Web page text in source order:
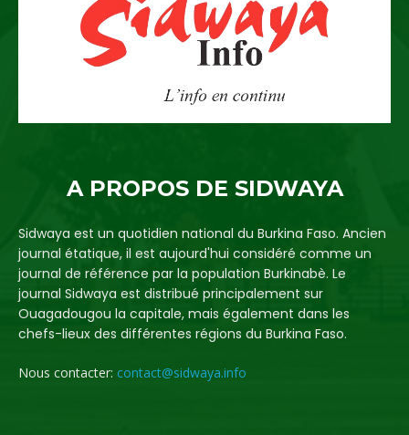
A PROPOS DE SIDWAYA
Sidwaya est un quotidien national du Burkina Faso. Ancien
journal étatique, il est aujourd'hui considéré comme un
journal de référence par la population Burkinabè. Le
journal Sidwaya est distribué principalement sur
Ouagadougou la capitale, mais également dans les
chefs-lieux des différentes régions du Burkina Faso.
Nous contacter: contact@sidwaya.info